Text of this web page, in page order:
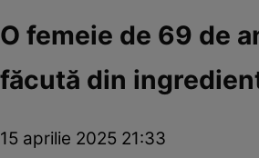
O femeie de 69 de
făcută din
15 aprilie 2025 21:33